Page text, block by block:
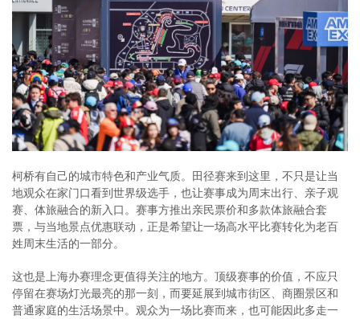
柯桥有自己的城市特色和产业气质。田径赛来到这里，不只是让当
地观众在家门口看到世界级选手，也让赛事成为周末出行、亲子观
赛、体旅融合的新入口。赛事方推出亲民票价和多款体旅融合套
票，与当地景点优惠联动，正是希望让一场高水平比赛转化为老百
姓周末生活的一部分。
这也是上海办赛理念更值得关注的地方。顶级赛事的价值，不应只
停留在赛场灯光最亮的那一刻，而要延展到城市街区、商圈景区和
普通家庭的生活场景中。观众为一场比赛而来，也可能因此多走一